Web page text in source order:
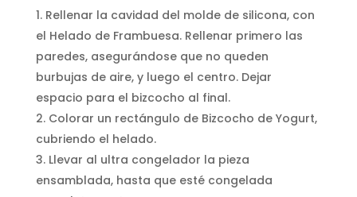
Rellenar la cavidad del molde de silicona, con
el Helado de Frambuesa. Rellenar primero las
paredes, asegurándose que no queden
burbujas de aire, y luego el centro. Dejar
espacio para el bizcocho al final.
Colorar un rectángulo de Bizcocho de Yogurt,
cubriendo el helado.
Llevar al ultra congelador la pieza
ensamblada, hasta que esté congelada